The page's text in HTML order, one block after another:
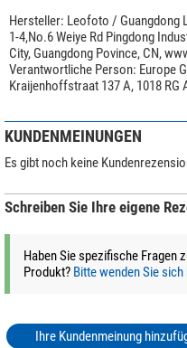
Hersteller: Leofoto / Guangdong
1-4,No.6 Weiye Rd Pingdong
City, Guangdong Povince, CN,
Verantwortliche Person: Europe
Kraijenhoffstraat 137 A, 1018 RG
KUNDENMEINUNGEN
Es gibt noch keine
Schreiben Sie Ihre eigene
Haben Sie spezifische Fragen
Produkt? Bitte wenden Sie
Ihre Kundenmeinung